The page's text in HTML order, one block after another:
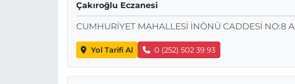
Çakıroğlu Eczanesi
CUMHURİYET MAHALLESİ İNÖNÜ CADDESİ NO:8 A
Yol Tarifi Al 0 (252) 502 39 93